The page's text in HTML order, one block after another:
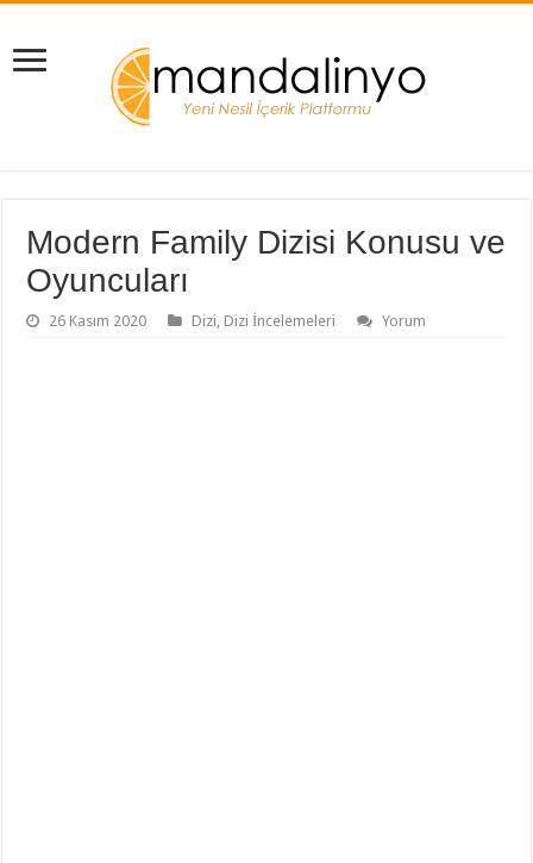
Modern Family Dizisi Konusu ve
Oyuncuları
26 Kasım 2020 Dizi, Dizi İncelemeleri Yorum